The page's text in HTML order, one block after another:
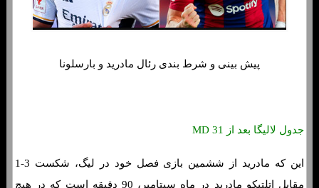
پیش بینی و شرط بندی رئال مادرید و بارسلونا
جدول لالیگا بعد از MD 31
این که مادرید از ششمین بازی فصل خود در لیگ، شکست 3-1
مقابل اتلتیکو مادرید در ماه سپتامبر، 90 دقیقه است که در هیچ